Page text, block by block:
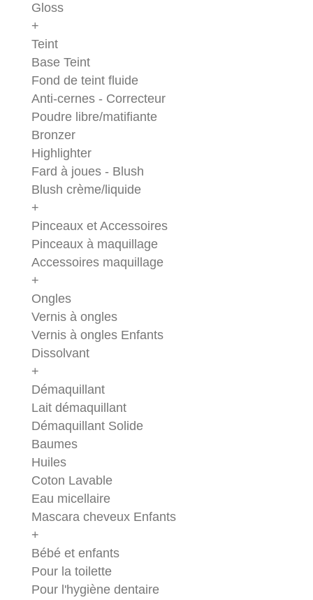
Gloss
+
Teint
Base Teint
Fond de teint fluide
Anti-cernes - Correcteur
Poudre libre/matifiante
Bronzer
Highlighter
Fard à joues - Blush
Blush crème/liquide
+
Pinceaux et Accessoires
Pinceaux à maquillage
Accessoires maquillage
+
Ongles
Vernis à ongles
Vernis à ongles Enfants
Dissolvant
+
Démaquillant
Lait démaquillant
Démaquillant Solide
Baumes
Huiles
Coton Lavable
Eau micellaire
Mascara cheveux Enfants
+
Bébé et enfants
Pour la toilette
Pour l'hygiène dentaire